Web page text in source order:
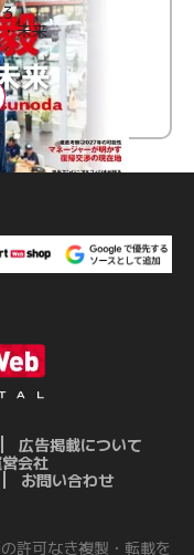
未来
広告掲載について
会社
お問い合わせ
許可なき複製・転載を